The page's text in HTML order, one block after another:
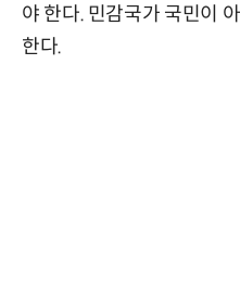
야 한다. 민감국가 국민이
한다.